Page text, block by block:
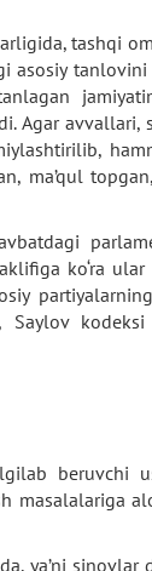
tashqi
asosiy
Agar
ma’qul
ko‘ra
Saylov
beruvchi
masalalariga
ya’ni sinovlar